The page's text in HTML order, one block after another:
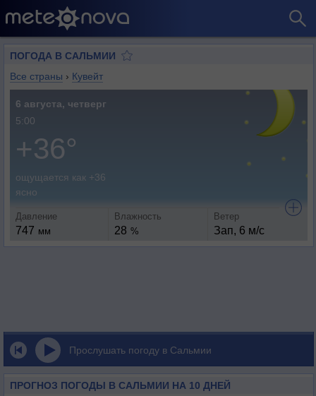
ПОГОДА В САЛЬМИИ
Все страны › Кувейт
6 августа, четверг
5:00
+36°
ощущается как +36
ясно
Давление
747 мм
Влажность
28 %
Ветер
Зап, 6 м/с
Прослушать погоду в Сальмии
ПРОГНОЗ ПОГОДЫ В САЛЬМИИ НА 10 ДНЕЙ